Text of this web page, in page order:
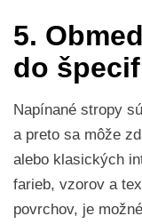
5.
do
Napínané stropy
a preto sa môže
alebo klasických
farieb, vzorov a
povrchov, je